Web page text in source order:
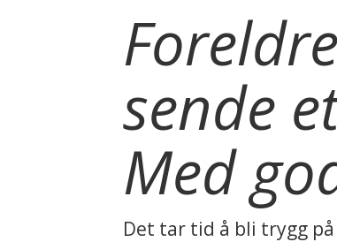
sende
Med
Det tar tid å bli trygg